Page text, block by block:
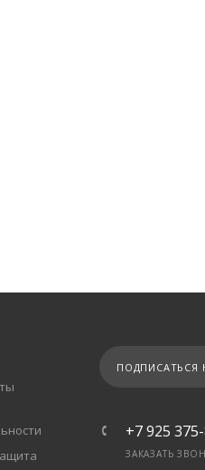
ПОДПИСАТЬСЯ
+7 925
ЗАКАЗАТЬ